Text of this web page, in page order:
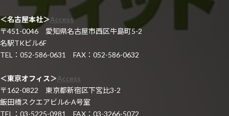
＜名古屋本社＞Access
〒451-0046 愛知県名古屋市西区牛島町5-2
名駅TKビル6F
TEL：052-586-0631 FAX：052-586-0632
＜東京オフィス＞Access
〒162-0822 東京都新宿区下宮比3-2
飯田橋スクエアビル6-A号室
TEL：03-5225-0981 FAX：03-3266-5072